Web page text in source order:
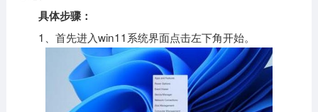
具体步骤：
1、首先进入win11系统界面点击左下角开始。